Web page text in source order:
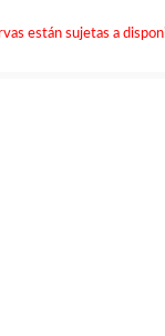
están sujetas a